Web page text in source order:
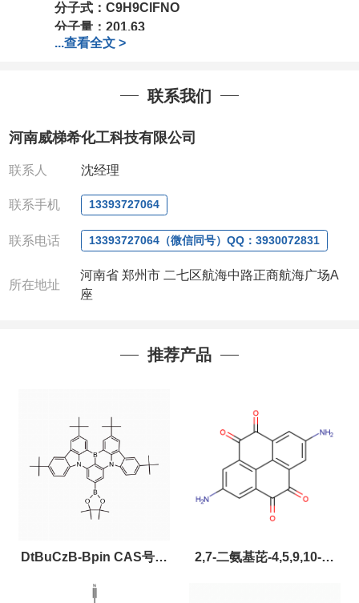
分子式： C9H9ClFNO
分子量： 201.63
包装：1Mg ; 5Mg;10Mg ;100Mg;250Mg ;500Mg
我司对高校及科研单位先发货和
作中有用到的试剂,欢迎前来询购,如若出现质量问题,
63377391/13393727064
QQ:3930072831
:13393727064
联系人: 沈晓东(欢迎致电,或QQ、微信联系)
...查看全文 >
联系我们
河南威梯希化工科技有限公司
联系人 沈经理
联系手机 13393727064
联系电话 13393727064（微信同号）QQ：3930072831
所在地址
河南省 郑州市 二七区航海中路正商航海广场A
座
推荐产品
DtBuCzB-Bpin CAS号：
2643331-97-7
2,7-二氨基芘-4,5,9,10-四